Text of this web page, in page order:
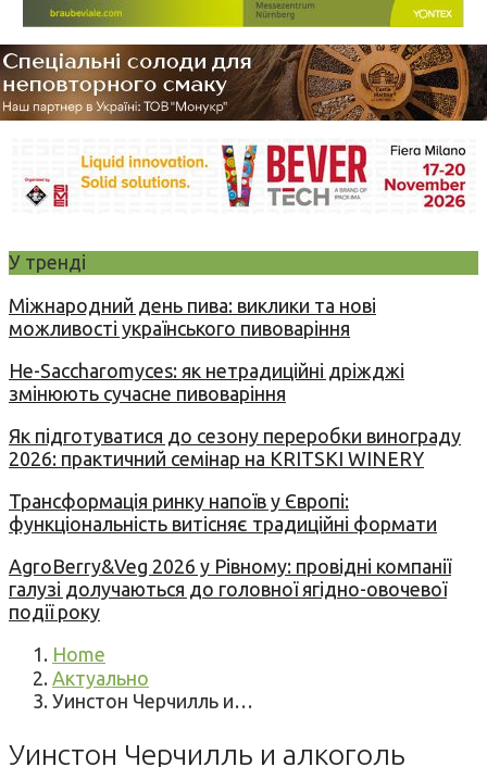
У тренді
Міжнародний день пива: виклики та нові
можливості українського пивоваріння
Не-Saccharomyces: як нетрадиційні дріжджі
змінюють сучасне пивоваріння
Як підготуватися до сезону переробки винограду
2026: практичний семінар на KRITSKI WINERY
Трансформація ринку напоїв у Європі:
функціональність витісняє традиційні формати
AgroBerry&Veg 2026 у Рівному: провідні компанії
галузі долучаються до головної ягідно-овочевої
події року
Home
Актуально
Уинстон Черчилль и…
Уинстон Черчилль и алкоголь